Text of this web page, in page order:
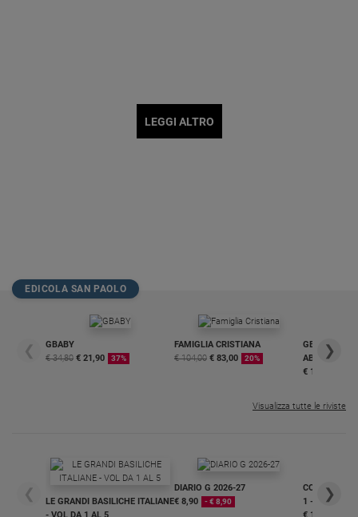
LEGGI ALTRO
EDICOLA SAN PAOLO
❮
GBABY
€ 34,80 € 21,90 37%
FAMIGLIA CRISTIANA
€ 104,00 € 83,00 20%
GBABY
€ 16,99
❯
Visualizza tutte le riviste
❮
LE GRANDI BASILICHE ITALIANE
DIARIO G 2026-27
€ 8,90
- € 8,90
COLLANA
1 - 2
❯